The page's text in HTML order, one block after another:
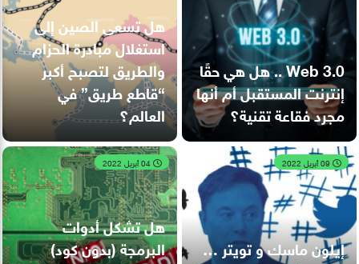
Web 3.0 .. هل هي حقًا
إنترنت المستقبل أم أنها
مجرد فقاعة تقنية؟
هل تسعى الصين إلى
استغلال مبادرة الحزام
والطريق لتصبح أكبر
“قاطع طريق” في
العالم؟
إيلون ماسك و تويتر …
هل تشكل أدوات
البرمجة (بدون كود)